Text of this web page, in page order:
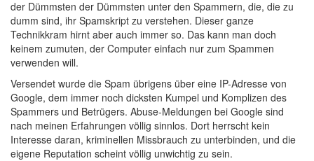
der Dümmsten der Dümmsten unter den Spammern, die, die zu
dumm sind, ihr Spamskript zu verstehen. Dieser ganze
Technikkram hirnt aber auch immer so. Das kann man doch
keinem zumuten, der Computer einfach nur zum Spammen
verwenden will.
Versendet wurde die Spam übrigens über eine IP-Adresse von
Google, dem immer noch dicksten Kumpel und Komplizen des
Spammers und Betrügers. Abuse-Meldungen bei Google sind
nach meinen Erfahrungen völlig sinnlos. Dort herrscht kein
Interesse daran, kriminellen Missbrauch zu unterbinden, und die
eigene Reputation scheint völlig unwichtig zu sein.